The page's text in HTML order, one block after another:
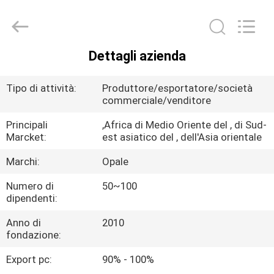
CIRCA
NOI
GIRO
DELLA
FABBRICA
Rights
Dettagli azienda
Tipo di attività:
Produttore/esportatore/società
commerciale/venditore
Principali
Marcket:
,Africa di Medio Oriente del , di Sud-
est asiatico del , dell'Asia orientale
Marchi:
Opale
Numero di
dipendenti:
50~100
Anno di
fondazione:
2010
Export pc: 90% - 100%